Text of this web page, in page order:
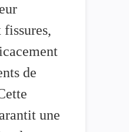
fissures,
de
une